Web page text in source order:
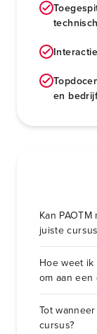
en
Kan
juiste
Hoe weet
om aan
Tot
cursus?